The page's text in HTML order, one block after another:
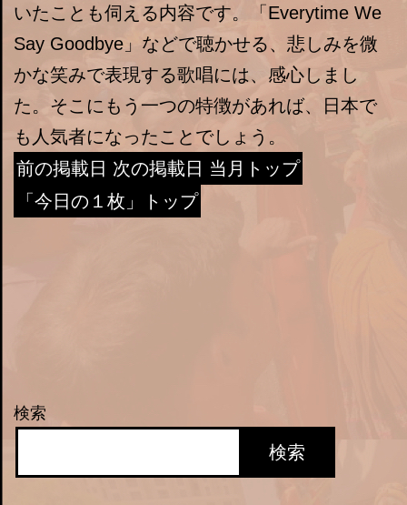
いたことも伺える内容です。「Everytime We
Say Goodbye」などで聴かせる、悲しみを微
かな笑みで表現する歌唱には、感心しまし
た。そこにもう一つの特徴があれば、日本で
も人気者になったことでしょう。
前の掲載日 次の掲載日 当月トップ
「今日の１枚」トップ
検索
検索